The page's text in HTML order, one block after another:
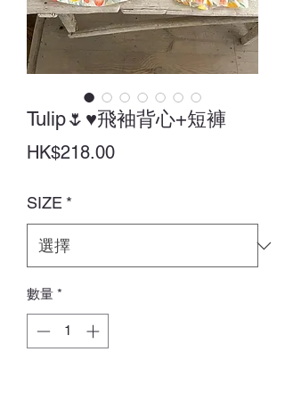
Tulip🌷♥飛袖背心+短褲
HK$218.00價
SIZE *
數量 *